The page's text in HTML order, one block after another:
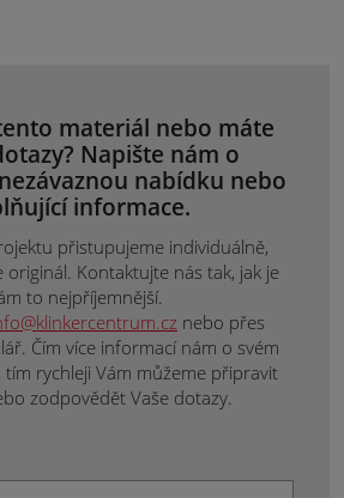
materiál nebo máte
Napište nám o
nabídku nebo
informace.
přistupujeme individuálně,
originál. Kontaktujte nás tak, jak je
to nejpříjemnější.
nebo přes
Čím více informací nám o svém
rychleji Vám můžeme připravit
zodpovědět Vaše dotazy.